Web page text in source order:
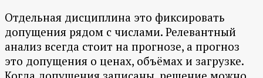
Отдельная дисциплина это фиксировать
допущения рядом с числами. Релевантный
анализ всегда стоит на прогнозе, а прогноз
это допущения о ценах, объёмах и загрузке.